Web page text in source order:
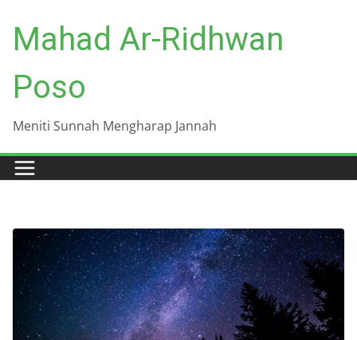
content
Mahad Ar-Ridhwan
Poso
Meniti Sunnah Mengharap Jannah